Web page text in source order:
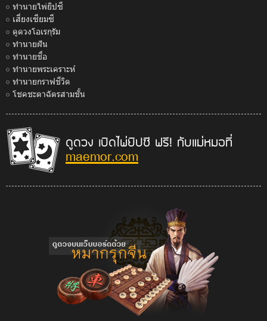
ทำนายไพ่ยิปซี
เสี่ยงเซียมซี
ดูดวงโอเรกุรัม
ทำนายฝัน
ทำนายชื่อ
ทำนายพระเคราะห์
ทำนายกราฟชีวิต
โชคชะตาฉัตรสามชั้น
ดูดวง เปิดไพ่ยิปซี ฟรี! กับแม่หมอที่
maemor.com